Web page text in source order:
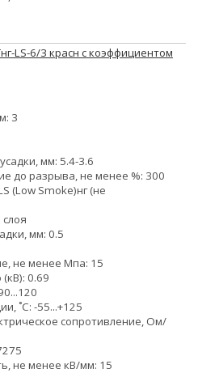
LS-6/3 красн с коэффициентом
3
мм: 5.4-3.6
до разрыва, не менее %: 300
(Low Smoke)нг (не
мм: 0.5
не менее Мпа: 15
0.69
˚С: -55...+125
сопротивление, Ом/
не менее кВ/мм: 15